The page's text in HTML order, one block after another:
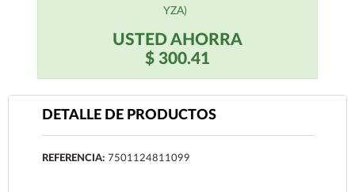
YZA)
USTED AHORRA
$ 300.41
DETALLE DE PRODUCTOS
REFERENCIA: 7501124811099